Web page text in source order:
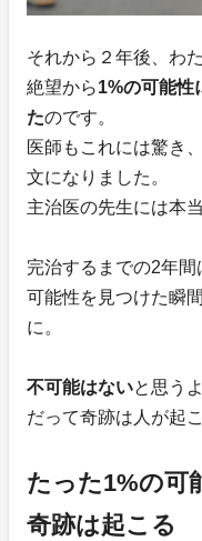
それから２年後、わ
絶望から1%の可能性
たのです。
医師もこれには驚き
文になりました。
主治医の先生には本
完治するまでの2年間
可能性を見つけた瞬
に。
不可能はないと思う
だって奇跡は人が起
たった1%の可
奇跡は起こる